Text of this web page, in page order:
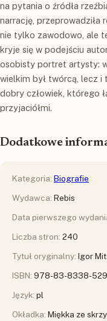
na pytania o źródła
narrację, przeprowadziła
nie tylko zawodowo, ale
kryje się w podejściu
osobisty portret artysty:
wielkim był twórcą, lecz i
dobry człowiek, którego
przyjaciółmi.
Dodatkowe
Kategoria: Biografie
Wydawca: Rebis
Data pierwszego
Liczba stron: 240
Tytuł oryginalny: Igor
ISBN: 978-83-8338-
Język: pl
Okładka: Miękka ze